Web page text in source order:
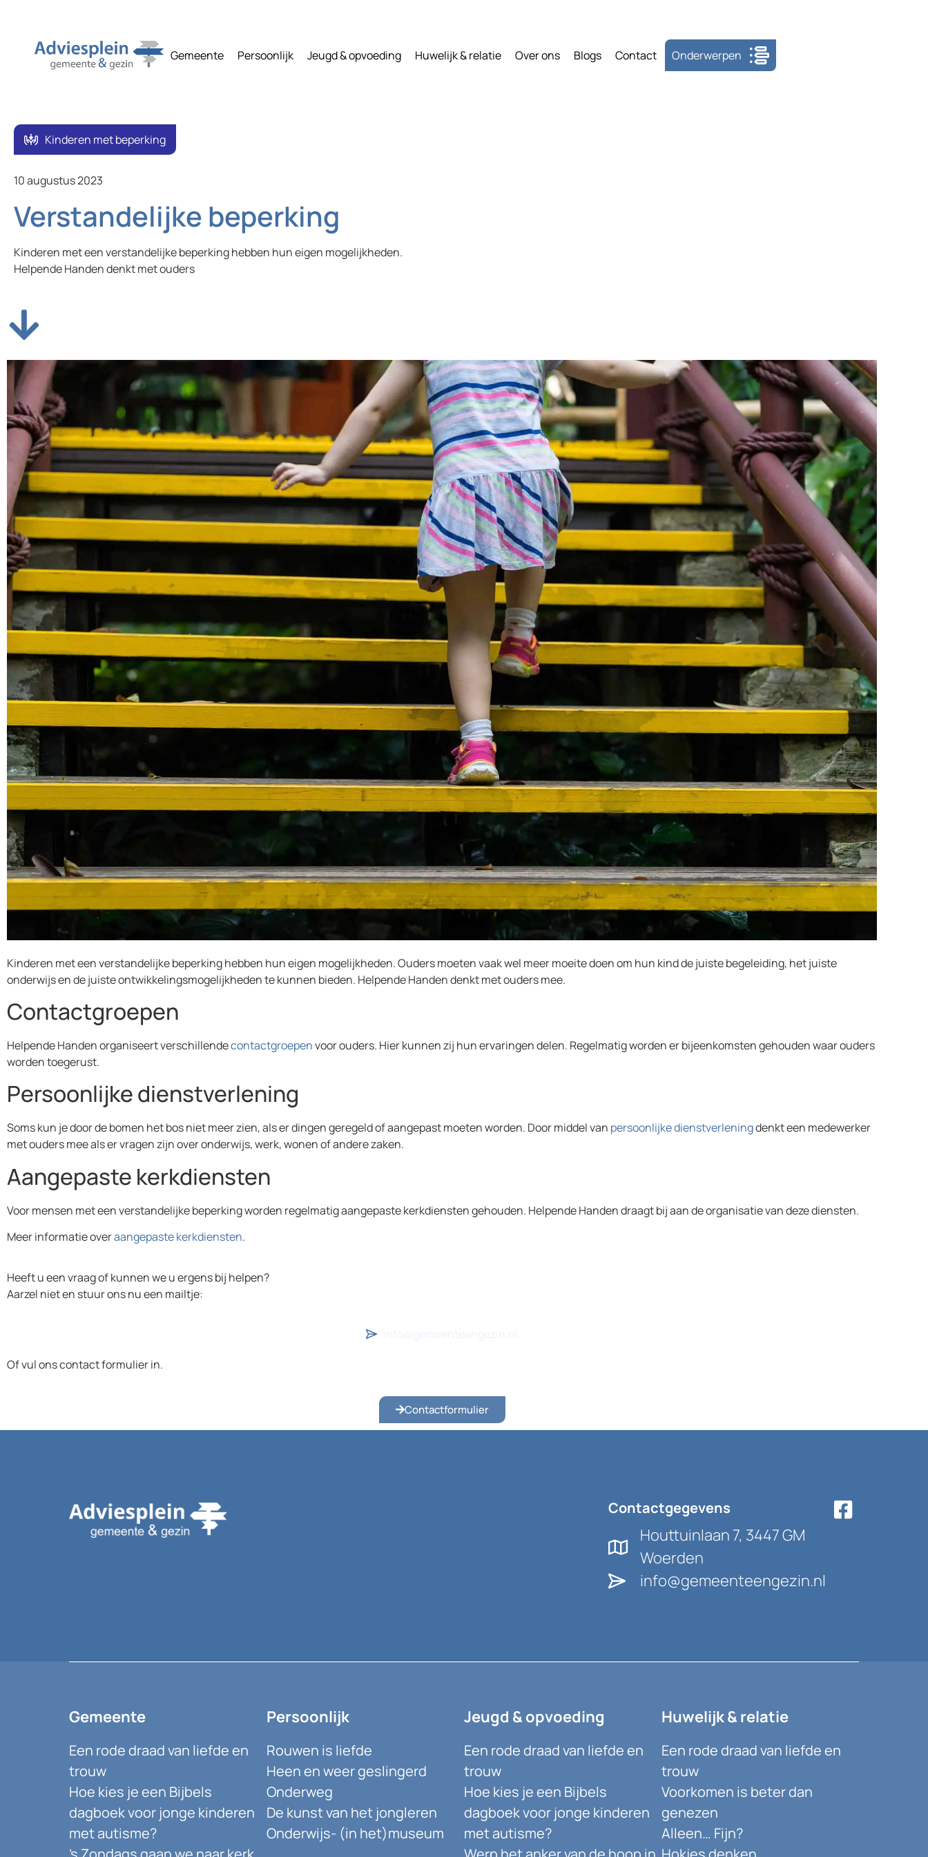
Gemeente Persoonlijk Jeugd & opvoeding Huwelijk & relatie Over ons Blogs Contact Onderwerpen
Kinderen met beperking
10 augustus 2023
Verstandelijke beperking
Kinderen met een verstandelijke beperking hebben hun eigen mogelijkheden.
Helpende Handen denkt met ouders
Kinderen met een verstandelijke beperking hebben hun eigen mogelijkheden. Ouders moeten vaak wel meer moeite doen om hun kind de juiste begeleiding, het juiste
onderwijs en de juiste ontwikkelingsmogelijkheden te kunnen bieden. Helpende Handen denkt met ouders mee.
Contactgroepen
Helpende Handen organiseert verschillendecontactgroepenvoor ouders. Hier kunnen zij hun ervaringen delen. Regelmatig worden er bijeenkomsten gehouden waar ouders
worden toegerust.
Persoonlijke dienstverlening
Soms kun je door de bomen het bos niet meer zien, als er dingen geregeld of aangepast moeten worden. Door middel van persoonlijke dienstverleningdenkt een medewerker
met ouders mee als er vragen zijn over onderwijs, werk, wonen of andere zaken.
Aangepaste kerkdiensten
Voor mensen met een verstandelijke beperking worden regelmatig aangepaste kerkdiensten gehouden. Helpende Handen draagt bij aan de organisatie van deze diensten.
Meer informatie overaangepaste kerkdiensten.
Heeft u een vraag of kunnen we u ergens bij helpen?
Aarzel niet en stuur ons nu een mailtje:
Of vul ons contact formulier in.
Contactformulier
Contactgegevens
Houttuinlaan 7, 3447 GM
Woerden
info@gemeenteengezin.nl
Gemeente
Een rode draad van liefde en
trouw
Hoe kies je een Bijbels
dagboek voor jonge kinderen
met autisme?
Persoonlijk
Rouwen is liefde
Heen en weer geslingerd
Onderweg
De kunst van het jongleren
Onderwijs- (in het)museum
Jeugd & opvoeding
Een rode draad van liefde en
trouw
Hoe kies je een Bijbels
dagboek voor jonge kinderen
met autisme?
Huwelijk & relatie
Een rode draad van liefde en
trouw
Voorkomen is beter dan
genezen
Alleen… Fijn?